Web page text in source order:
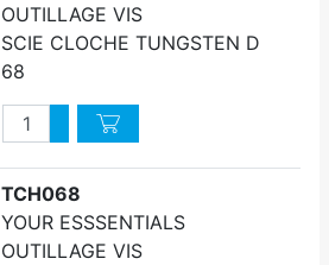
OUTILLAGE VIS
SCIE CLOCHE TUNGSTEN D
68
QuantitéAugmenter quantité
Diminuer quantité
TCH068
YOUR ESSSENTIALS
OUTILLAGE VIS